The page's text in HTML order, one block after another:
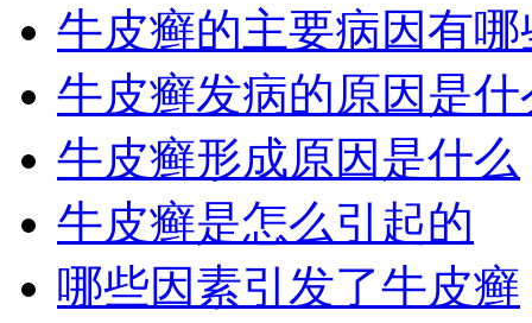
牛皮癣的主要病因有哪
牛皮癣发病的原因是什
牛皮癣形成原因是什么
牛皮癣是怎么引起的
哪些因素引发了牛皮癣